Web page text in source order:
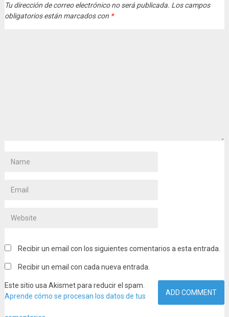
Tu dirección de correo electrónico no será publicada. Los campos
obligatorios están marcados con *
Recibir un email con los siguientes comentarios a esta entrada.
Recibir un email con cada nueva entrada.
Este sitio usa Akismet para reducir el spam.
Aprende cómo se procesan los datos de tus